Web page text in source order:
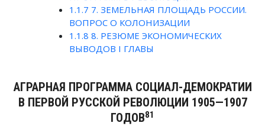
1.1.7 7. ЗЕМЕЛЬНАЯ ПЛОЩАДЬ РОССИИ.
ВОПРОС О КОЛОНИЗАЦИИ
1.1.8 8. РЕЗЮМЕ ЭКОНОМИЧЕСКИХ
ВЫВОДОВ I ГЛАВЫ
АГРАРНАЯ ПРОГРАММА СОЦИАЛ-ДЕМОКРАТИИ
В ПЕРВОЙ РУССКОЙ РЕВОЛЮЦИИ 1905—1907
ГОДОВ81